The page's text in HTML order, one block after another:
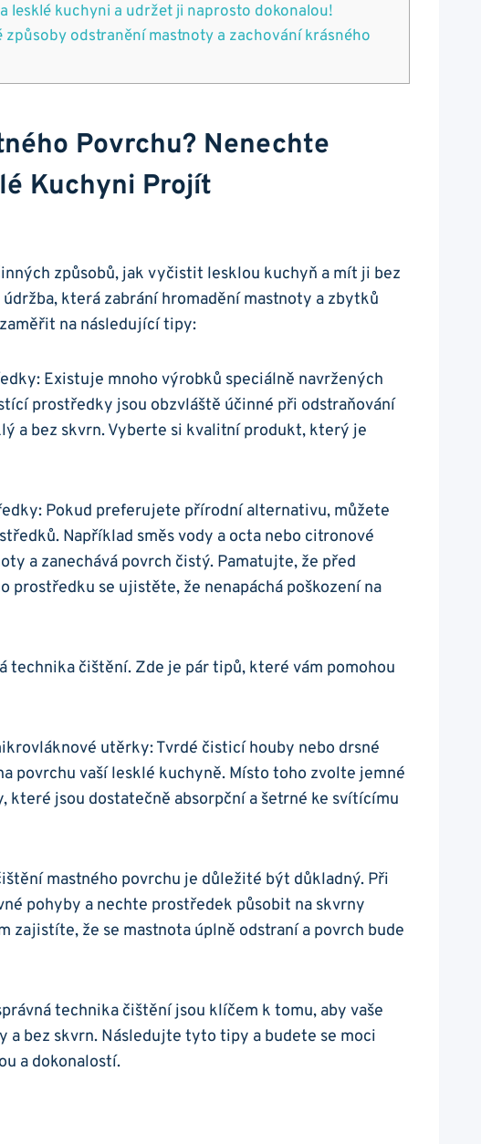
lesklé kuchyni a‍ udržet ji naprosto dokonalou!
odstranění mastnoty a zachování​ krásného
Povrchu? Nenechte
Kuchyni⁢ Projít
způsobů, jak vyčistit lesklou kuchyň a ‍mít‍ ji bez
která zabrání hromadění mastnoty a zbytků
na následující ⁢tipy:
Existuje mnoho výrobků speciálně navržených
prostředky jsou obzvláště účinné při odstraňování
a ‌bez skvrn. Vyberte si kvalitní‌ produkt, který ‌je
Pokud preferujete přírodní alternativu, můžete
Například⁢ směs vody​ a octa nebo citronové
a​ zanechává povrch čistý. Pamatujte, že​ před
prostředku se ujistěte, že nenapáchá poškození na
technika čištění. Zde je pár tipů, které‍ vám pomohou⁢
utěrky: Tvrdé čisticí houby ⁤nebo ​drsné
povrchu vaší lesklé kuchyně. Místo⁣ toho zvolte jemné
jsou dostatečně absorpční⁤ a šetrné⁢ ke ⁣svítícímu
mastného⁢ povrchu ⁣je ​důležité být​ důkladný. ‍Při
pohyby a nechte prostředek působit na skvrny
zajistíte, že​ se‌ mastnota úplně⁤ odstraní a‌ povrch bude​
technika čištění jsou klíčem k tomu, aby vaše⁢
⁤a bez skvrn. ‍Následujte tyto tipy a budete se moci
‍a dokonalostí.